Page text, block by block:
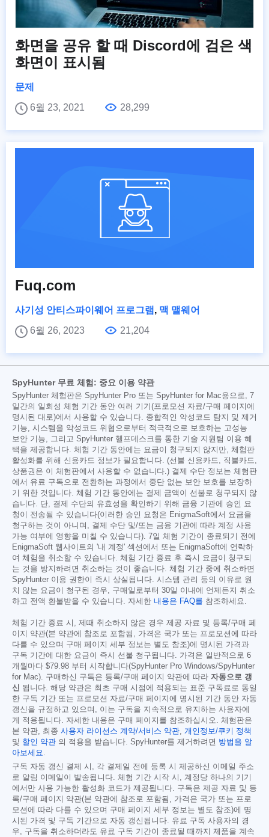
화면을 공유 할 때 Discord에 검은 색
화면이 표시됨
문제
6월 23, 2021
28,299
Fuq.com
사기성 안티스파이웨어 프로그램 , 맥 맬웨어
6월 26, 2023
21,204
SpyHunter 무료 체험: 중요 이용 약관
SpyHunter 체험판은 SpyHunter Pro 또는 SpyHunter for Mac용으로, 7
일간의 일회성 체험 기간 동안 여러 기기(프로모션 자료/구매 페이지에
명시된 대로)에서 사용할 수 있습니다. 종합적인 악성코드 탐지 및 제거
기능, 시스템을 악성코드 위협으로부터 적극적으로 보호하는 고성능
보안 기능, 그리고 SpyHunter 헬프데스크를 통한 기술 지원팀 이용 혜
택을 제공합니다. 체험 기간 동안에는 요금이 청구되지 않지만, 체험판
활성화를 위해 신용카드 정보가 필요합니다. (선불 신용카드, 직불카드,
상품권은 이 체험판에서 사용할 수 없습니다.) 결제 수단 정보는 체험판
에서 유료 구독으로 전환하는 과정에서 중단 없는 보안 보호를 보장하
기 위한 것입니다. 체험 기간 동안에는 결제 금액이 선불로 청구되지 않
습니다. 단, 결제 수단의 유효성을 확인하기 위해 금융 기관에 승인 요
청이 전송될 수 있습니다(이러한 승인 요청은 EnigmaSoft에서 요금을
청구하는 것이 아니며, 결제 수단 및/또는 금융 기관에 따라 계정 사용
가능 여부에 영향을 미칠 수 있습니다). 7일 체험 기간이 종료되기 전에
EnigmaSoft 웹사이트의 '내 계정' 섹션에서 또는 EnigmaSoft에 연락하
여 체험을 취소할 수 있습니다. 체험 기간 종료 후 즉시 요금이 청구되
는 것을 방지하려면 취소하는 것이 좋습니다. 체험 기간 중에 취소하면
SpyHunter 이용 권한이 즉시 상실됩니다. 시스템 관리 등의 이유로 원
치 않는 요금이 청구된 경우, 구매일로부터 30일 이내에 언제든지 취소
하고 전액 환불받을 수 있습니다. 자세한 내용은 FAQ를 참조하세요.
체험 기간 종료 시, 제때 취소하지 않은 경우 제공 자료 및 등록/구매 페
이지 약관(본 약관에 참조로 포함됨, 가격은 국가 또는 프로모션에 따라
다를 수 있으며 구매 페이지 세부 정보는 별도 참조)에 명시된 가격과
구독 기간에 대한 요금이 즉시 선불 청구됩니다. 가격은 일반적으로 6
개월마다 $79.98 부터 시작합니다(SpyHunter Pro Windows/SpyHunter
for Mac). 구매하신 구독은 등록/구매 페이지 약관에 따라 자동으로 갱
신 됩니다. 해당 약관은 최초 구매 시점에 적용되는 표준 구독료로 동일
한 구독 기간 또는 프로모션 자료/구매 페이지에 명시된 기간 동안 자동
갱신을 규정하고 있으며, 이는 구독을 지속적으로 유지하는 사용자에
게 적용됩니다. 자세한 내용은 구매 페이지를 참조하십시오. 체험판은
본 약관, 최종 사용자 라이선스 계약/서비스 약관, 개인정보/쿠키 정책
및 할인 약관 의 적용을 받습니다. SpyHunter를 제거하려면 방법을 알
아보세요.
구독 자동 갱신 결제 시, 각 결제일 전에 등록 시 제공하신 이메일 주소
로 알림 이메일이 발송됩니다. 체험 기간 시작 시, 계정당 하나의 기기
에서만 사용 가능한 활성화 코드가 제공됩니다. 구독은 제공 자료 및 등
록/구매 페이지 약관(본 약관에 참조로 포함됨, 가격은 국가 또는 프로
모션에 따라 다를 수 있으며 구매 페이지 세부 정보는 별도 참조)에 명
시된 가격 및 구독 기간으로 자동 갱신됩니다. 유료 구독 사용자의 경
우, 구독을 취소하더라도 유료 구독 기간이 종료될 때까지 제품을 계속